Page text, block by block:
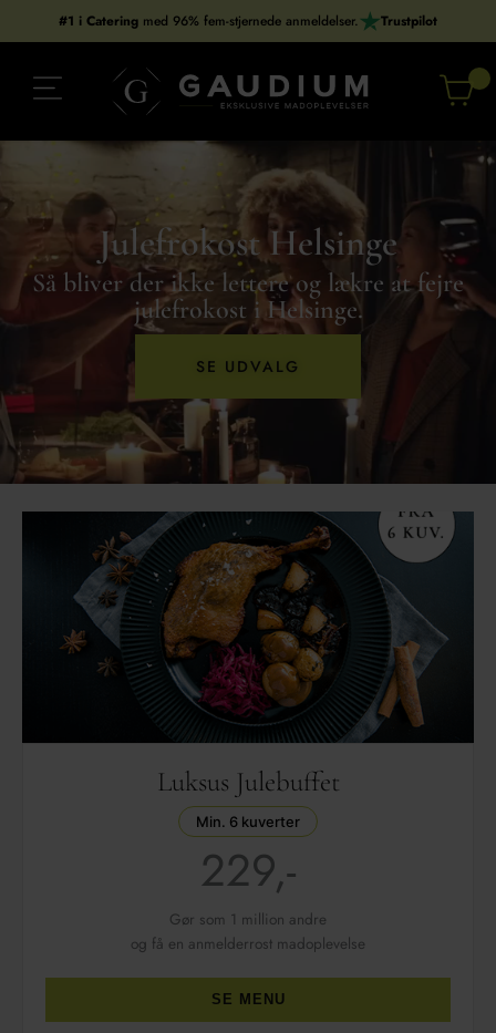
#1 i Catering med 96% fem-stjernede anmeldelser. Trustpilot
Julefrokost Helsinge
Så bliver der ikke lettere og lækre at fejre
julefrokost i Helsinge.
SE UDVALG
Luksus Julebuffet
Min. 6 kuverter
229,-
Gør som 1 million andre
og få en anmelderrost madoplevelse
SE MENU